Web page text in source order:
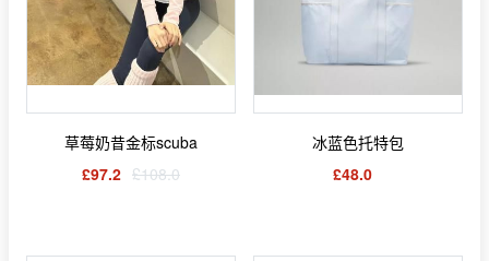
草莓奶昔金标scuba
£97.2 £108.0
冰蓝色托特包
£48.0